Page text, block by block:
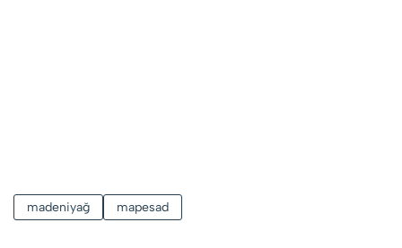
madeniyağ mapesad